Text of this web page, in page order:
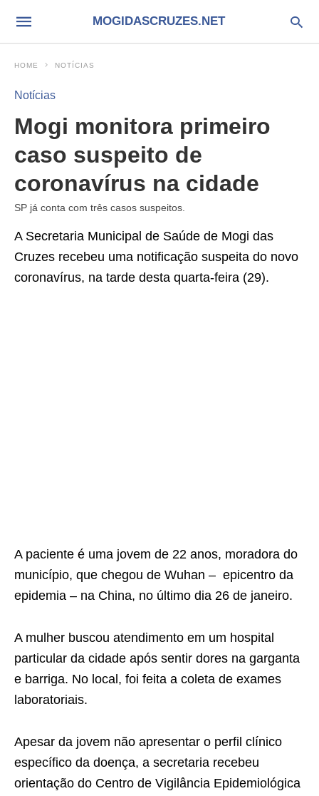
MOGIDASCRUZES.NET
HOME NOTÍCIAS
Notícias
Mogi monitora primeiro
caso suspeito de
coronavírus na cidade
SP já conta com três casos suspeitos.
A Secretaria Municipal de Saúde de Mogi das
Cruzes recebeu uma notificação suspeita do novo
coronavírus, na tarde desta quarta-feira (29).
A paciente é uma jovem de 22 anos, moradora do
município, que chegou de Wuhan – epicentro da
epidemia – na China, no último dia 26 de janeiro.
A mulher buscou atendimento em um hospital
particular da cidade após sentir dores na garganta
e barriga. No local, foi feita a coleta de exames
laboratoriais.
Apesar da jovem não apresentar o perfil clínico
específico da doença, a secretaria recebeu
orientação do Centro de Vigilância Epidemiológica